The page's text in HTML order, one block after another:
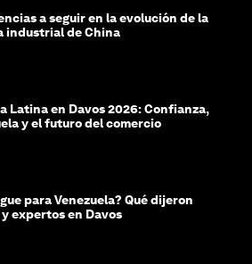
a seguir en la evolución de la
industrial de China
Latina en Davos 2026: Confianza,
y el futuro del comercio
para Venezuela? Qué dijeron
expertos en Davos